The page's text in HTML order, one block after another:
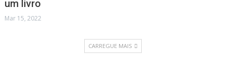
um livro
Mar 15, 2022
CARREGUE MAIS